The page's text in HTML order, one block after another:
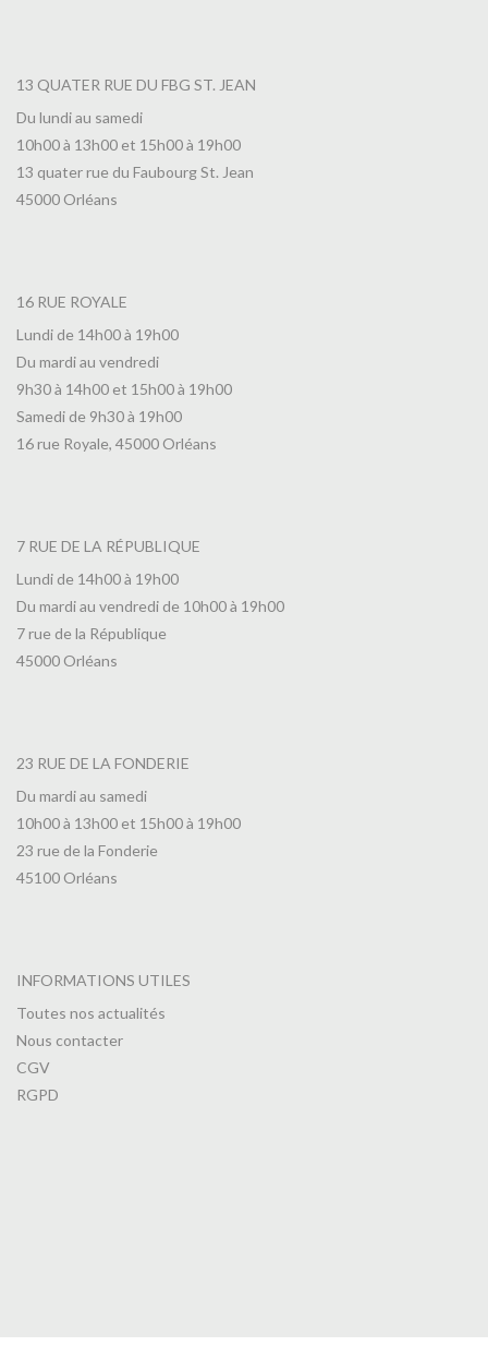
13 QUATER RUE DU FBG ST. JEAN
Du lundi au samedi
10h00 à 13h00 et 15h00 à 19h00
13 quater rue du Faubourg St. Jean
45000 Orléans
16 RUE ROYALE
Lundi de 14h00 à 19h00
Du mardi au vendredi
9h30 à 14h00 et 15h00 à 19h00
Samedi de 9h30 à 19h00
16 rue Royale, 45000 Orléans
7 RUE DE LA RÉPUBLIQUE
Lundi de 14h00 à 19h00
Du mardi au vendredi de 10h00 à 19h00
7 rue de la République
45000 Orléans
23 RUE DE LA FONDERIE
Du mardi au samedi
10h00 à 13h00 et 15h00 à 19h00
23 rue de la Fonderie
45100 Orléans
INFORMATIONS UTILES
Toutes nos actualités
Nous contacter
CGV
RGPD